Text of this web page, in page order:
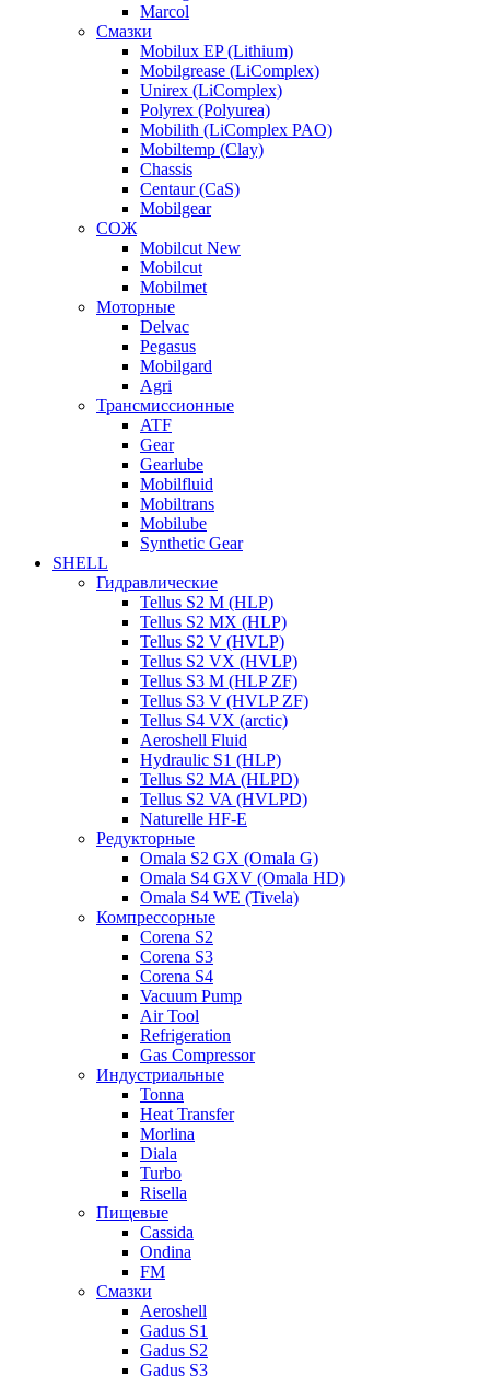
Marcol
Смазки
Mobilux EP (Lithium)
Mobilgrease (LiComplex)
Unirex (LiComplex)
Polyrex (Polyurea)
Mobilith (LiComplex PAO)
Mobiltemp (Clay)
Chassis
Centaur (CaS)
Mobilgear
СОЖ
Mobilcut New
Mobilcut
Mobilmet
Моторные
Delvac
Pegasus
Mobilgard
Agri
Трансмиссионные
ATF
Gear
Gearlube
Mobilfluid
Mobiltrans
Mobilube
Synthetic Gear
SHELL
Гидравлические
Tellus S2 M (HLP)
Tellus S2 MХ (HLP)
Tellus S2 V (HVLP)
Tellus S2 VX (HVLP)
Tellus S3 M (HLP ZF)
Tellus S3 V (HVLP ZF)
Tellus S4 VX (arctic)
Aeroshell Fluid
Hydraulic S1 (HLP)
Tellus S2 MA (HLPD)
Tellus S2 VA (HVLPD)
Naturelle HF-E
Редукторные
Omala S2 GX (Omala G)
Omala S4 GXV (Omala HD)
Omala S4 WE (Tivela)
Компрессорные
Corena S2
Corena S3
Corena S4
Vacuum Pump
Air Tool
Refrigeration
Gas Compressor
Индустриальные
Tonna
Heat Transfer
Morlina
Diala
Turbo
Risella
Пищевые
Cassida
Ondina
FM
Смазки
Aeroshell
Gadus S1
Gadus S2
Gadus S3